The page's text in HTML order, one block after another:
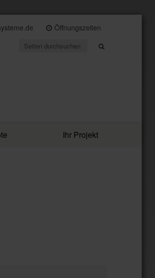
Öffnungszeiten
Ihr Projekt